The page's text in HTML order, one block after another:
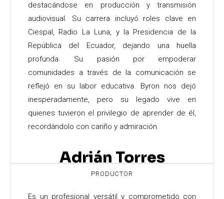
destacándose en producción y transmisión
audiovisual. Su carrera incluyó roles clave en
Ciespal, Radio La Luna, y la Presidencia de la
República del Ecuador, dejando una huella
profunda. Su pasión por empoderar
comunidades a través de la comunicación se
reflejó en su labor educativa. Byron nos dejó
inesperadamente, pero su legado vive en
quienes tuvieron el privilegio de aprender de él,
recordándolo con cariño y admiración.
Adrián Torres
PRODUCTOR
Es un profesional versátil y comprometido con